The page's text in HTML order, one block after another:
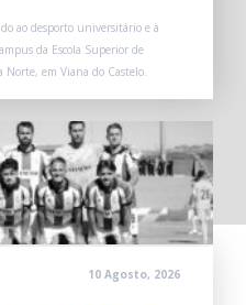
ao desporto universitário e à
da Escola Superior de
Norte, em Viana do Castelo.
10 Agosto, 2026